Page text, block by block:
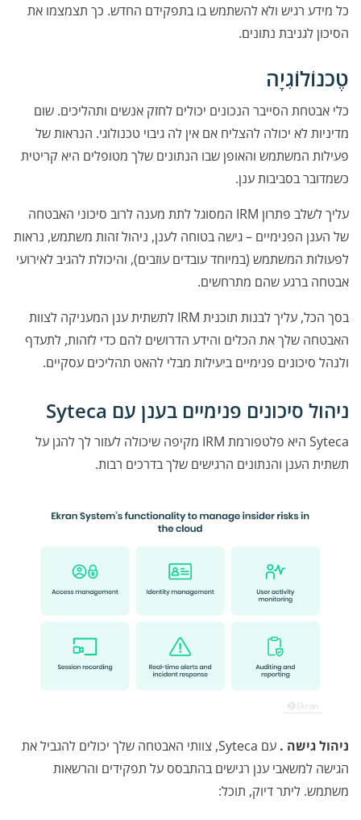
כל מידע רגיש ולא להשתמש בו בתפקידם החדש. כך תצמצמו את
הסיכון לגניבת נתונים.
טֶכנוֹלוֹגִיָה
כלי אבטחת הסייבר הנכונים יכולים לחזק אנשים ותהליכים. שום
מדיניות לא יכולה להצליח אם אין לה גיבוי טכנולוגי. הנראות של
פעילות המשתמש והאופן שבו הנתונים שלך מטופלים היא קריטית
כשמדובר בסביבות ענן.
עליך לשלב פתרון IRM
המסוגל לתת מענה לרוב סיכוני האבטחה
של הענן הפנימיים – גישה בטוחה לענן, ניהול זהות משתמש, נראות
לפעולות המשתמש (במיוחד עובדים עוזבים), והיכולת להגיב לאירועי
אבטחה ברגע שהם מתרחשים.
בסך הכל, עליך לבנות תוכנית IRM לתשתית ענן המעניקה לצוות
האבטחה שלך את הכלים והידע הדרושים להם כדי לזהות, לתעדף
ולנהל סיכונים פנימיים ביעילות מבלי להאט תהליכים עסקיים.
ניהול סיכונים פנימיים בענן עם Syteca
Syteca היא פלטפורמת IRM מקיפה שיכולה לעזור לך להגן על
תשתית הענן והנתונים הרגישים שלך בדרכים רבות.
ניהול גישה .
עם Syteca, צוותי האבטחה שלך יכולים להגביל את
הגישה למשאבי ענן רגישים בהתבסס על תפקידים והרשאות
משתמש. ליתר דיוק, תוכל: